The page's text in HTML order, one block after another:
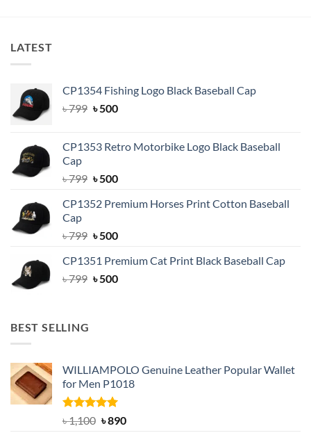
LATEST
CP1354 Fishing Logo Black Baseball Cap
৳799 Original
৳ 799.
৳500Current
৳ 500.
CP1353 Retro Motorbike Logo Black Baseball
Cap
৳799 Original
was:
৳500Current
is:
CP1352 Premium Horses Print Cotton Baseball
Cap
৳799 Original
was:
৳ 799.
৳500Current
is:
৳ 500.
CP1351 Premium Cat Print Black Baseball Cap
৳799 Original
৳500Current
BEST SELLING
WILLIAMPOLO Genuine Leather Popular Wallet
for Men P1018
Rated5.00
out of 5
৳1,100 Original
৳890Current